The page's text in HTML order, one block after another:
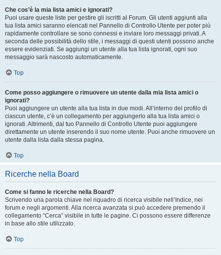
Che cos’è la mia lista amici e ignorati?
Puoi usare queste liste per gestire gli iscritti al Forum. Gli utenti aggiunti alla
tua lista amici saranno elencati nel Pannello di Controllo Utente per poter più
rapidamente controllare se sono connessi e inviare loro messaggi privati. A
seconda delle possibilità dello stile, i messaggi di questi utenti possono anche
essere evidenziati. Se aggiungi un utente alla tua lista ignorati, ogni suo
messaggio sarà nascosto automaticamente.
Top
Come posso aggiungere o rimuovere un utente dalla mia lista amici o
ignorati?
Puoi aggiungere un utente alla tua lista in due modi. All’interno del profilo di
ciascun utente, c’è un collegamento per aggiungerlo alla tua lista amici o
ignorati. Altrimenti, dal tuo Pannello di Controllo Utente puoi aggiungere
direttamente un utente inserendo il suo nome utente. Puoi anche rimuovere un
utente dalla lista dalla stessa pagina.
Top
Ricerche nella Board
Come si fanno le ricerche nella Board?
Scrivendo una parola chiave nel riquadro di ricerca visibile nell’Indice, nei
forum e negli argomenti. Alla ricerca avanzata si può accedere premendo il
collegamento “Cerca” visibile in tutte le pagine. Ci possono essere differenze
in base allo stile utilizzato.
Top